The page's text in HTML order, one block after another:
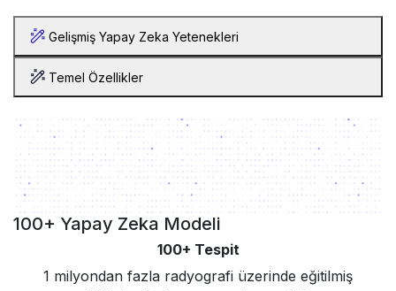
Gelişmiş Yapay Zeka Yetenekleri
Temel Özellikler
100+ Yapay Zeka Modeli
100+ Tespit
1 milyondan fazla radyografi üzerinde eğitilmiş